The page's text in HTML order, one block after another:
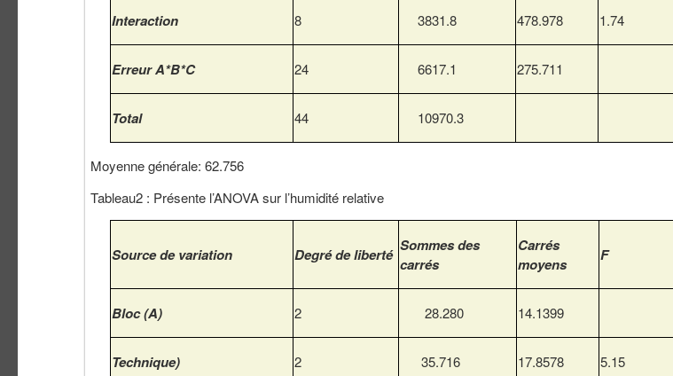
Interaction 8 3831.8 478.978 1.74
Erreur A*B*C 24 6617.1 275.711
Total 44 10970.3
Moyenne générale: 62.756
Tableau2 : Présente l’ANOVA sur l’humidité relative
Source de variation Degré de liberté Sommes des
carrés
Carrés
moyens
F
Bloc (A) 2 28.280 14.1399
Technique) 2 35.716 17.8578 5.15